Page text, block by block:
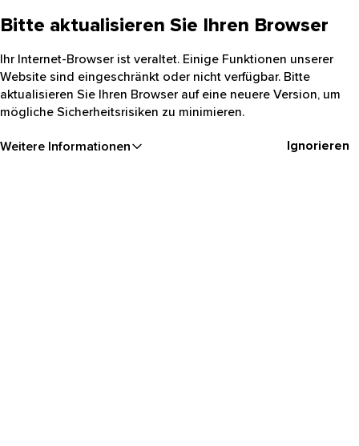
Bitte aktualisieren Sie Ihren Browser
Ihr Internet-Browser ist veraltet. Einige Funktionen unserer
Website sind eingeschränkt oder nicht verfügbar. Bitte
aktualisieren Sie Ihren Browser auf eine neuere Version, um
mögliche Sicherheitsrisiken zu minimieren.
Weitere Informationen Ignorieren